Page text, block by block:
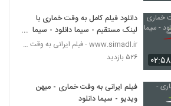
۰۲:۵۸
دانلود فیلم کامل به وقت خماری با
لینک مستقیم - سیما دانلود - سیما
دانلود - سیما دانلود
www.simadl.ir - فیلم ایرانی به وقت خماری
۵۲۶ بازدید
فیلم ایرانی به وقت خماری - میهن
ویدیو - سیما دانلود